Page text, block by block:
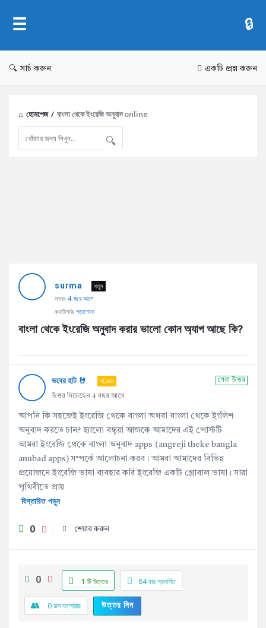
সার্চ করুন একটি প্রশ্ন করুন
হোমপেজ / বাংলা থেকে ইংরেজি অনুবাদ online
AddaBuzz.net
Latest
surma
নতুন
সময়ঃ 4 বছর আগে
ক্যাটাগরিঃ পড়াশোনা
বাংলা থেকে ইংরেজি অনুবাদ করার ভালো কোন অ্যাপ আছে কি?
সেরা উত্তর
ভবের হাট 🤘 পণ্ডিত
উত্তর দিয়েছেন 4 বছর আগে
আপনি কি সহজেই ইংরেজি থেকে বাংলা অথবা বাংলা থেকে ইংলিশ
অনুবাদ করতে চান? হ্যালো বন্ধুরা আজকে আমাদের এই পোস্টটি
আমরা ইংরেজি থেকে বাংলা অনুবাদ apps (angreji theke bangla
anubad apps) সম্পর্কে আলোচনা করব। আমরা আমাদের বিভিন্ন
প্রয়োজনে ইংরেজি ভাষা ব্যবহার করি ইংরেজি একটি গ্লোবাল ভাষা। সারা
পৃথিবীতে প্রায়
বিস্তারিত পড়ুন
0 শেয়ার করুন
0 1 টি উত্তর 84বার প্রদর্শিত
0জন ফলোয়ার উত্তর দিন